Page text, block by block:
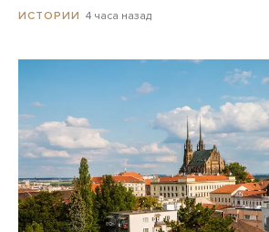
ИСТОРИИ 4 часа назад